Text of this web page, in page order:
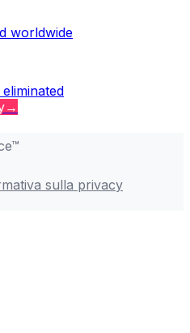
worldwide
→
sulla privacy